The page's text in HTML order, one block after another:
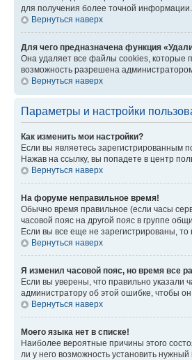
для получения более точной информации.
Вернуться наверх
Для чего предназначена функция
Она удаляет все файлы cookies, которые
возможность разрешена
Вернуться наверх
Параметры и настройки
Как изменить мои настройки?
Если вы являетесь зарегистрированным
Нажав на ссылку, вы попадете в центр
Вернуться наверх
На форуме неправильное время!
Обычно время правильное (если часы
часовой пояс на другой пояс в группе
Если вы все еще не зарегистрированы,
Вернуться наверх
Я изменил часовой пояс, но время все
Если вы уверены, что правильно указали
администратору об этой ошибке, чтобы
Вернуться наверх
Моего языка нет в списке!
Наиболее вероятные причины этого
ли у него возможность установить